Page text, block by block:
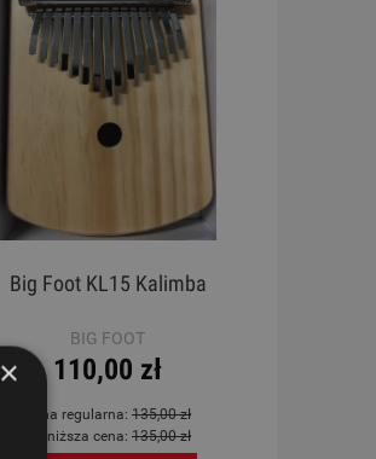
Big Foot KL15 Kalimba
BIG FOOT
110,00 zł
Cena regularna: 135,00 zł
Najniższa cena: 135,00 zł
×